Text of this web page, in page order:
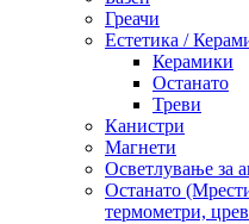
Греачи
Естетика /
Керамики
Останато
Треви
Канистри
Магнети
Осветлување за
Останато
термометри,